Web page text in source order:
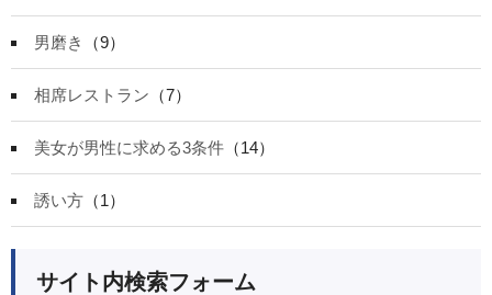
男磨き （9）
相席レストラン （7）
美女が男性に求める3条件 （14）
誘い方 （1）
サイト内検索フォーム